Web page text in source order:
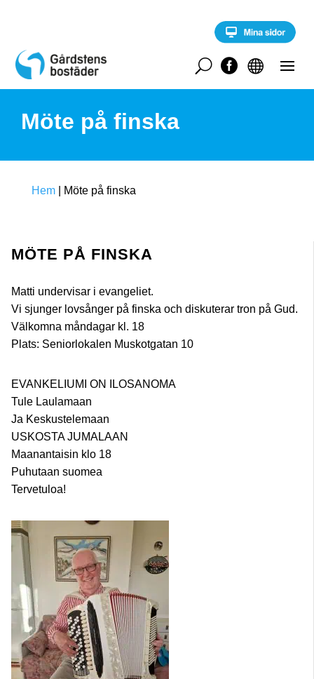
c
n


U
Möte på finska
Hem Möte på finska
MÖTE PÅ FINSKA
Matti undervisar i evangeliet.
Vi sjunger lovsånger på finska och diskuterar tron på Gud.
Välkomna måndagar kl. 18
Plats: Seniorlokalen Muskotgatan 10
EVANKELIUMI ON ILOSANOMA
Tule Laulamaan
Ja Keskustelemaan
USKOSTA JUMALAAN
Maanantaisin klo 18
Puhutaan suomea
Tervetuloa!